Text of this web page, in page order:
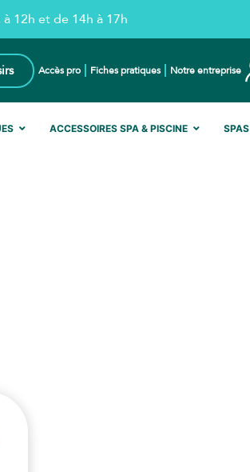
12h et de 14h à 17h
Accès pro Fiches pratiques Notre entreprise
ACCESSOIRES SPA & PISCINE SPAS